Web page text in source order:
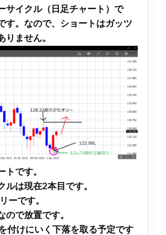
サイクル（日足チャート）で
す。なので、ショートはガッツ
りません。
トです。
ルは現在2本目です。
ーです。
ので放置です。
付けにいく下落を取る予定です